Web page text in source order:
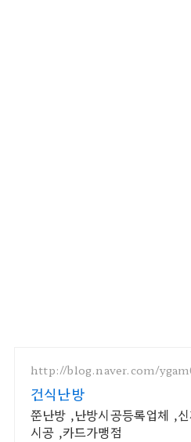
http://blog.naver.com/
건식난방
쭌난방 ,난방시공등록업체 ,
시공 ,카드가맹점